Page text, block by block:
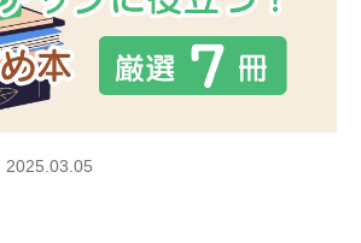
2025.03.05